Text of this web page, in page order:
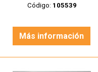
Código: 105539
Más información